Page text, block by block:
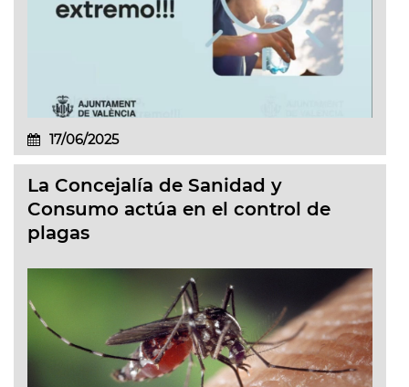
17/06/2025
La Concejalía de Sanidad y
Consumo actúa en el control de
plagas